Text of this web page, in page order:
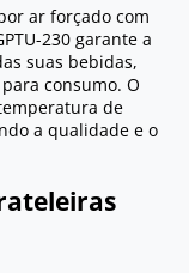
ar forçado com
230 garante a
suas bebidas,
consumo. O
de
a qualidade e o